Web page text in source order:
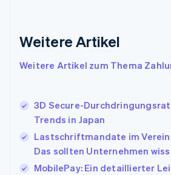
Weitere Artikel
Weitere Artikel zum Thema
3D Secure-
Trends in Japan
Lastschriftmandate im
Das sollten Unternehmen
MobilePay: Ein detaillierter
Italien
Italiano English
Japan
日本語 English
Kroatien
EnglishItaliano
Lettland
Liechtenstein
DeutschEnglish